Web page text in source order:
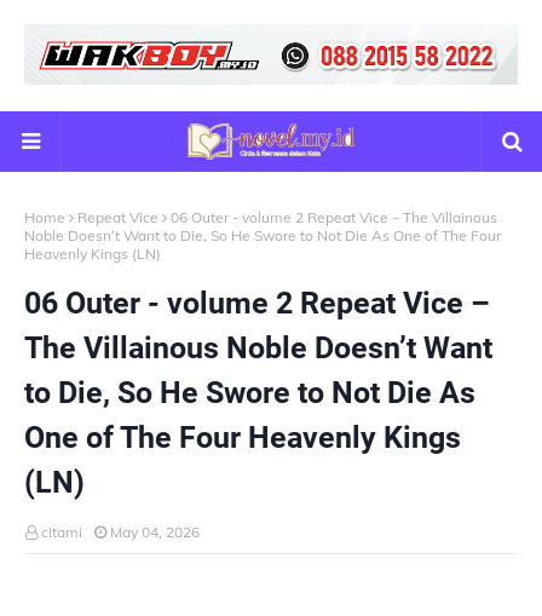
Home Repeat Vice
06 Outer - volume 2 Repeat Vice – The Villainous
Noble Doesn’t Want to Die, So He Swore to Not Die As One of The Four
Heavenly Kings (LN)
06 Outer - volume 2 Repeat Vice –
The Villainous Noble Doesn’t Want
to Die, So He Swore to Not Die As
One of The Four Heavenly Kings
(LN)
citami May 04, 2026